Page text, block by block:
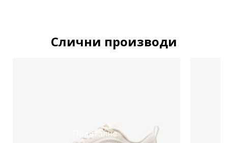
Слични производи
Подетално